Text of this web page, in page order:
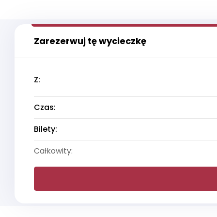
Zarezerwuj tę wycieczkę
Z:
Czas:
Bilety:
Całkowity: